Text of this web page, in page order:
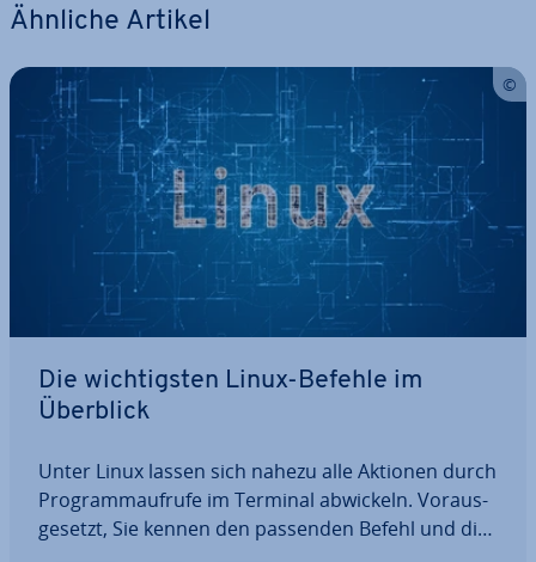
Ähnliche Artikel
Die wich­tigs­ten Linux-Befehle im
Überblick
Unter Linux lassen sich nahezu alle Aktionen durch
Pro­gramm­auf­ru­fe im Terminal abwickeln. Vor­aus­
ge­setzt, Sie kennen den passenden Befehl und die